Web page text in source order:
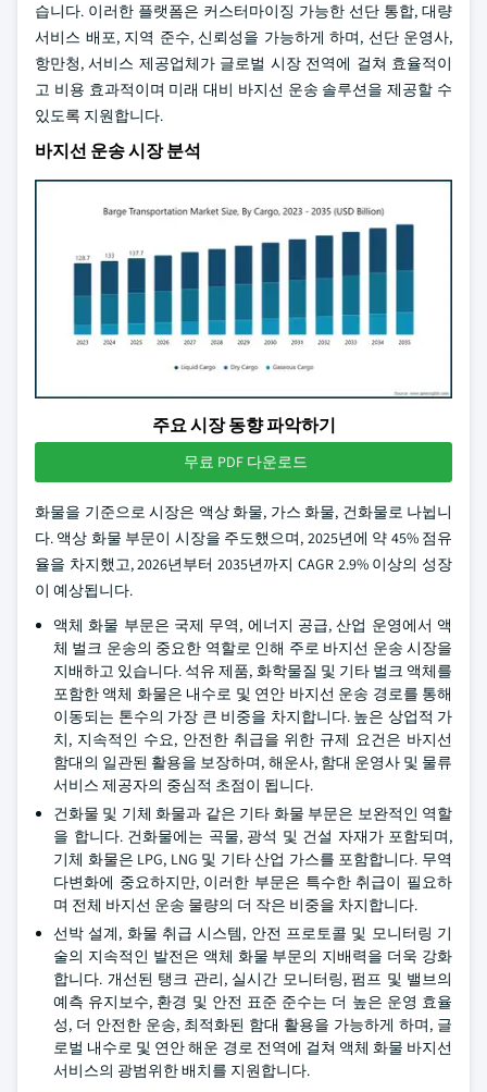
습니다. 이러한 플랫폼은 커스터마이징 가능한 선단 통합, 대량
서비스 배포, 지역 준수, 신뢰성을 가능하게 하며, 선단 운영사,
항만청, 서비스 제공업체가 글로벌 시장 전역에 걸쳐 효율적이
고 비용 효과적이며 미래 대비 바지선 운송 솔루션을 제공할 수
있도록 지원합니다.
바지선 운송 시장 분석
주요 시장 동향 파악하기
무료 PDF 다운로드
화물을 기준으로 시장은 액상 화물, 가스 화물, 건화물로 나뉩니
다. 액상 화물 부문이 시장을 주도했으며, 2025년에 약 45% 점유
율을 차지했고, 2026년부터 2035년까지 CAGR 2.9% 이상의 성장
이 예상됩니다.
액체 화물 부문은 국제 무역, 에너지 공급, 산업 운영에서 액
체 벌크 운송의 중요한 역할로 인해 주로 바지선 운송 시장을
지배하고 있습니다. 석유 제품, 화학물질 및 기타 벌크 액체를
포함한 액체 화물은 내수로 및 연안 바지선 운송 경로를 통해
이동되는 톤수의 가장 큰 비중을 차지합니다. 높은 상업적 가
치, 지속적인 수요, 안전한 취급을 위한 규제 요건은 바지선
함대의 일관된 활용을 보장하며, 해운사, 함대 운영사 및 물류
서비스 제공자의 중심적 초점이 됩니다.
건화물 및 기체 화물과 같은 기타 화물 부문은 보완적인 역할
을 합니다. 건화물에는 곡물, 광석 및 건설 자재가 포함되며,
기체 화물은 LPG, LNG 및 기타 산업 가스를 포함합니다. 무역
다변화에 중요하지만, 이러한 부문은 특수한 취급이 필요하
며 전체 바지선 운송 물량의 더 작은 비중을 차지합니다.
선박 설계, 화물 취급 시스템, 안전 프로토콜 및 모니터링 기
술의 지속적인 발전은 액체 화물 부문의 지배력을 더욱 강화
합니다. 개선된 탱크 관리, 실시간 모니터링, 펌프 및 밸브의
예측 유지보수, 환경 및 안전 표준 준수는 더 높은 운영 효율
성, 더 안전한 운송, 최적화된 함대 활용을 가능하게 하며, 글
로벌 내수로 및 연안 해운 경로 전역에 걸쳐 액체 화물 바지선
서비스의 광범위한 배치를 지원합니다.